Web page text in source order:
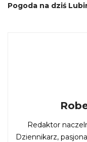
Pogoda na dziś
Redaktor
Dziennikarz,